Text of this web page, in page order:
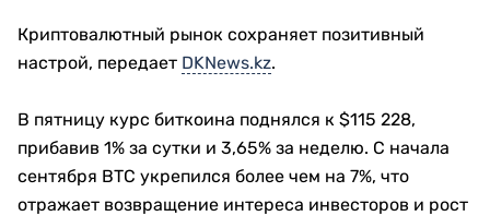
Криптовалютный рынок сохраняет позитивный
настрой, передает DKNews.kz.
В пятницу курс биткоина поднялся к $115 228,
прибавив 1% за сутки и 3,65% за неделю. С начала
сентября BTC укрепился более чем на 7%, что
отражает возвращение интереса инвесторов и рост